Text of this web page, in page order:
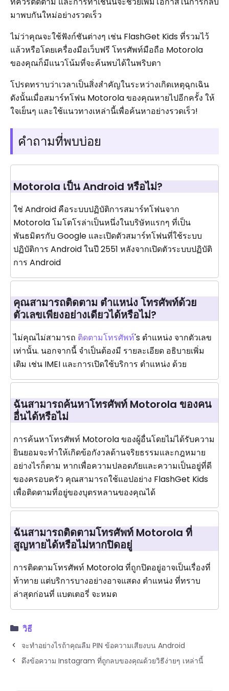
มาพบกันใหม่อย่างรวดเร็ว
ไม่ว่าคุณจะใช้ฟังก์ชันต่างๆ เช่น FlashGet Kids ที่รวมไว้
แล้วหรือโดยเครื่องมือเว็บฟรี โทรศัพท์มือถือ Motorola
ของคุณก็มีแนวโน้มที่จะค้นพบได้ในพริบตา
โปรดทราบว่าเวลาเป็นสิ่งสำคัญในระหว่างเกิดเหตุฉุกเฉิน
ดังนั้นเมื่อสมาร์ทโฟน Motorola ของคุณหายไปอีกครั้ง ให้
ใจเย็นๆ และใช้แนวทางเหล่านี้เพื่อค้นหาอย่างรวดเร็ว!
คำถามที่พบบ่อย
Motorola เป็น Android หรือไม่?
ใช่ Android คือระบบปฏิบัติการสมาร์ทโฟนจาก
Motorola โมโตโรล่าเป็นหนึ่งในบริษัทแรกๆ ที่เป็น
พันธมิตรกับ Google และเปิดตัวสมาร์ทโฟนที่ใช้ระบบ
ปฏิบัติการ Android ในปี 2551 หลังจากเปิดตัวระบบปฏิบัติ
การ Android
คุณสามารถติดตาม ตำแหน่ง โทรศัพท์ด้วย
ตัวเลขเพียงอย่างเดียวได้หรือไม่?
ไม่คุณไม่สามารถ ติดตามโทรศัพท์'s ตำแหน่ง จากตัวเลข
เท่านั้น. นอกจากนี้ จำเป็นต้องมี รายละเอียด อธิบายเพิ่ม
เติม เช่น IMEI และการเปิดใช้บริการ ตำแหน่ง ด้วย
ฉันสามารถค้นหาโทรศัพท์ Motorola ของคน
อื่นได้หรือไม่
การค้นหาโทรศัพท์ Motorola ของผู้อื่นโดยไม่ได้รับความ
ยินยอมจะทำให้เกิดข้อกังวลด้านจริยธรรมและกฎหมาย
อย่างไรก็ตาม หากเพื่อความปลอดภัยและความเป็นอยู่ที่ดี
ของครอบครัว คุณสามารถใช้แอปอย่าง FlashGet Kids
เพื่อติดตามที่อยู่ของบุตรหลานของคุณได้
ฉันสามารถติดตามโทรศัพท์ Motorola ที่
สูญหายได้หรือไม่หากปิดอยู่
การติดตามโทรศัพท์ Motorola ที่ถูกปิดอยู่อาจเป็นเรื่องที่
ท้าทาย แต่บริการบางอย่างอาจแสดง ตำแหน่ง ที่ทราบ
ล่าสุดก่อนที่ แบตเตอรี่ จะหมด
วิธี
จะทำอย่างไรถ้าคุณลืม PIN ข้อความเสียงบน Android
ดึงข้อความ Instagram ที่ถูกลบของคุณด้วยวิธีง่ายๆ เหล่านี้